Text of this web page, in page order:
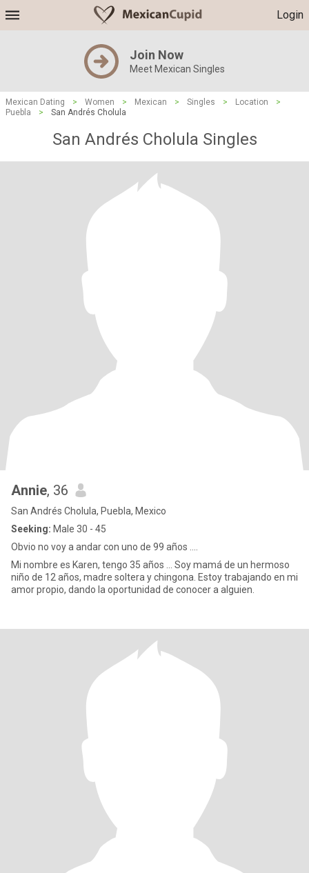
Login
Join Now
Meet Mexican Singles
Mexican Dating > Women > Mexican > Singles > Location
>
Puebla
> San Andrés Cholula
San Andrés Cholula Singles
Annie, 36
San Andrés Cholula, Puebla, Mexico
Seeking: Male 30 - 45
Obvio no voy a andar con uno de 99 años ....
Mi nombre es Karen, tengo 35 años ... Soy mamá de un hermoso
niño de 12 años, madre soltera y chingona. Estoy trabajando en mi
amor propio, dando la oportunidad de conocer a alguien.